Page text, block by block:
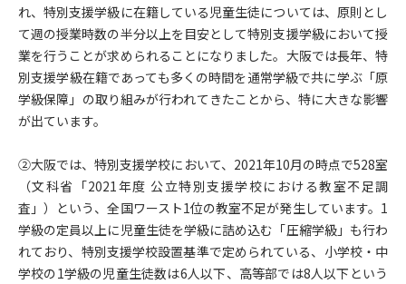
れ、特別支援学級に在籍している児童生徒については、原則とし
て週の授業時数の半分以上を目安として特別支援学級において授
業を行うことが求められることになりました。大阪では長年、特
別支援学級在籍であっても多くの時間を通常学級で共に学ぶ「原
学級保障」の取り組みが行われてきたことから、特に大きな影響
が出ています。
②大阪では、特別支援学校において、2021年10月の時点で528室
（文科省「2021年度 公立特別支援学校における教室不足調
査」）という、全国ワースト1位の教室不足が発生しています。1
学級の定員以上に児童生徒を学級に詰め込む「圧縮学級」も行わ
れており、特別支援学校設置基準で定められている、小学校・中
学校の1学級の児童生徒数は6人以下、高等部では8人以下という